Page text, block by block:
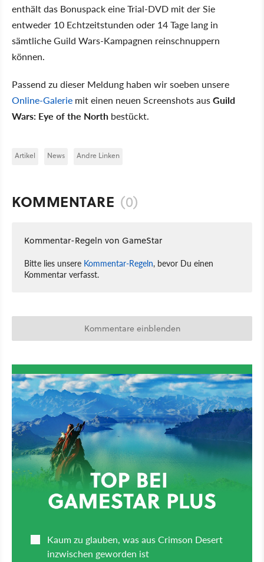
enthält das Bonuspack eine Trial-DVD mit der Sie
entweder 10 Echtzeitstunden oder 14 Tage lang in
sämtliche Guild Wars-Kampagnen reinschnuppern
können.
Passend zu dieser Meldung haben wir soeben unsere
Online-Galerie mit einen neuen Screenshots ausGuild
Wars: Eye of the North bestückt.
Artikel News Andre Linken
KOMMENTARE (0)
Kommentar-Regeln von GameStar
Bitte lies unsere Kommentar-Regeln, bevor Du einen
Kommentar verfasst.
Kommentare einblenden